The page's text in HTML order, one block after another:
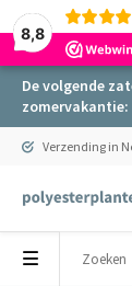
8,8
De volgende
zomervakantie:
Verzending in